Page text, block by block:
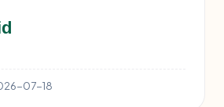
07-18